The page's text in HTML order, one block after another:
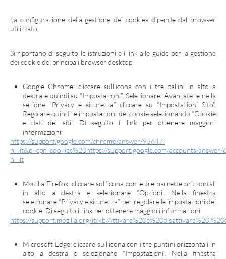
La configurazione della gestione dei cookies dipende dal browser
utilizzato.
Si riportano di seguito le istruzioni e i link alle guide per la gestione
dei cookie dei principali browser desktop:
Google Chrome: cliccare sull’icona con i tre pallini in alto a
destra e quindi su “Impostazioni”. Selezionare “Avanzate” e nella
sezione “Privacy e sicurezza” cliccare su “Impostazioni Sito”.
Regolare quindi le impostazioni dei cookie selezionando “Cookie
e dati dei siti”. Di seguito il link per ottenere maggiori
informazioni:
https://support.google.com/chrome/answer/95647?
hl=it&p=cpn_cookies%20https://support.google.com/accounts/answer/
hl=it
Mozilla Firefox: cliccare sull’icona con le tre barrette orizzontali
in alto a destra e selezionare “Opzioni”. Nella finestra
selezionare “Privacy e sicurezza” per regolare le impostazioni dei
cookie. Di seguito il link per ottenere maggiori informazioni:
https://support.mozilla.org/it/kb/
Microsoft Edge: cliccare sull’icona con i tre puntini orizzontali in
alto a destra e selezionare “Impostazioni”. Nella finestra